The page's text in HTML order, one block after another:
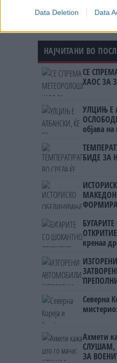
Data Deletion Data
НАЈЧИТАНИ ВО
СЕ
ХАОС ЗА
УЛЦИЊ Е
објава
БИДЕ ЗА
кренаа
Северна
Ахмети
СЛУШАМ,
ЗА